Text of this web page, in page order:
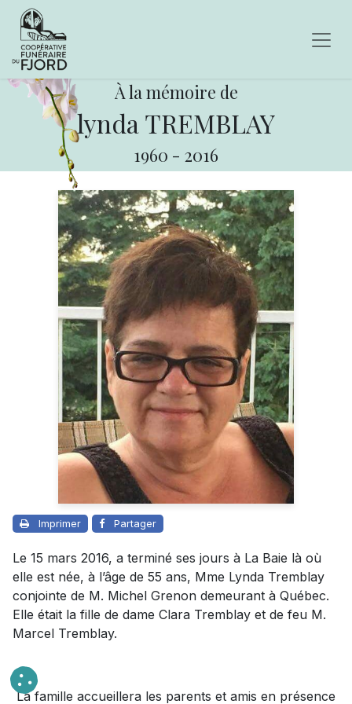
À la mémoire de
lynda TREMBLAY
1960 - 2016
Imprimer Partager
Le 15 mars 2016, a terminé ses jours à La Baie là où
elle est née, à l’âge de 55 ans, Mme Lynda Tremblay
conjointe de M. Michel Grenon demeurant à Québec.
Elle était la fille de dame Clara Tremblay et de feu M.
Marcel Tremblay.
La famille accueillera les parents et amis en présence